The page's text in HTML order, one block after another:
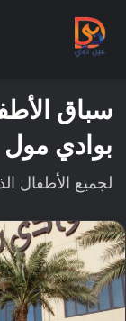
سباق
بوادي مول
لجميع الأطفال الذين